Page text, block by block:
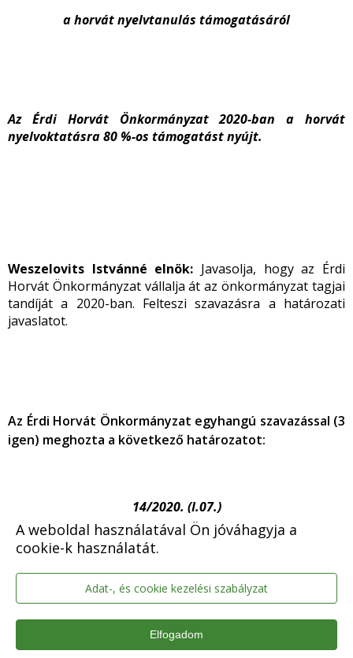
A weboldal használatával Ön jóváhagyja a
cookie-k használatát.
Adat-, és cookie kezelési szabályzat
Elfogadom
a horvát nyelvtanulás támogatásáról
Az Érdi Horvát Önkormányzat 2020-ban a horvát
nyelvoktatásra 80 %-os támogatást nyújt.
Weszelovits Istvánné elnök: Javasolja, hogy az Érdi
Horvát Önkormányzat vállalja át az önkormányzat tagjai
tandíját a 2020-ban. Felteszi szavazásra a határozati
javaslatot.
Az Érdi Horvát Önkormányzat egyhangú szavazással (3
igen) meghozta a következő határozatot:
14/2020. (I.07.)
h a t á r o z a t
a horvát nyelvtanulás támogatásáról